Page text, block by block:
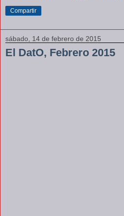
Compartir
sábado, 14 de febrero de 2015
El DatO, Febrero 2015